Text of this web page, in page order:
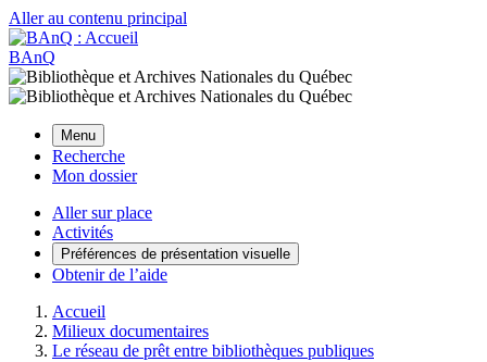
Aller au contenu principal
BAnQ
Menu
Recherche
Mon dossier
Aller sur place
Activités
Préférences de présentation visuelle
Obtenir de l’aide
Accueil
Milieux documentaires
Le réseau de prêt entre bibliothèques publiques